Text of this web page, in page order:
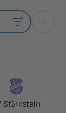
